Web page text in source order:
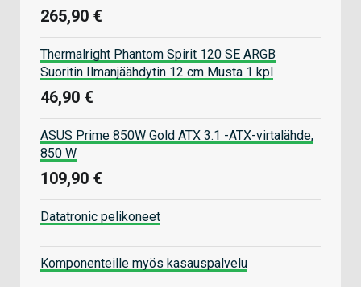
265,90 €
Thermalright Phantom Spirit 120 SE ARGB
Suoritin Ilmanjäähdytin 12 cm Musta 1 kpl
46,90 €
ASUS Prime 850W Gold ATX 3.1 -ATX-virtalähde,
850 W
109,90 €
Datatronic pelikoneet
Komponenteille myös kasauspalvelu